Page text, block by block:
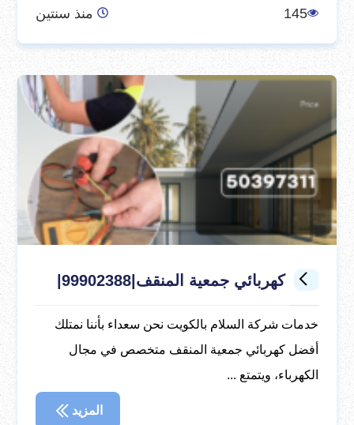
145 منذ سنتين
كهربائي جمعية المنقف|99902388|
خدمات شركة السلام بالكويت نحن سعداء بأننا نمتلك
أفضل كهربائي جمعية المنقف متخصص في مجال
الكهرباء، ويتمتع ...
المزيد